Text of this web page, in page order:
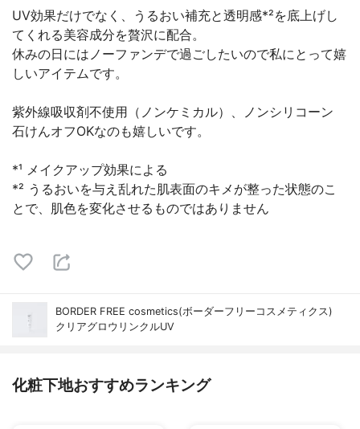
UV効果だけでなく、うるおい補充と透明感*²を底上げし
てくれる美容成分を贅沢に配合。
休みの日にはノーファンデで過ごしたいので私にとって嬉
しいアイテムです。
紫外線吸収剤不使用（ノンケミカル）、ノンシリコーン
石けんオフOKなのも嬉しいです。
*¹ メイクアップ効果による
*² うるおいを与え乱れた肌表面のキメが整った状態のこ
とで、肌色を変化させるものではありません
BORDER FREE cosmetics(ボーダーフリーコスメティクス)
クリアグロウリンクルUV
化粧下地おすすめランキング